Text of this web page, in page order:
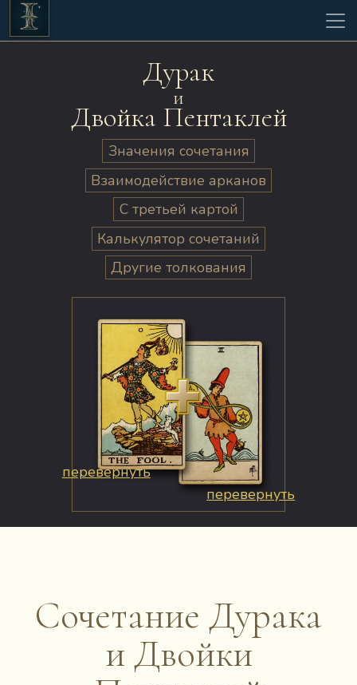
Дурак
и
Двойка Пентаклей
Значения сочетания
Взаимодействие арканов
С третьей картой
Калькулятор сочетаний
Другие толкования
перевернуть
перевернуть
Сочетание Дурака
и Двойки